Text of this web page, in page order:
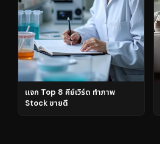
แจก Top 8 คีย์เวิร์ด ทำภาพ
Stock ขายดี